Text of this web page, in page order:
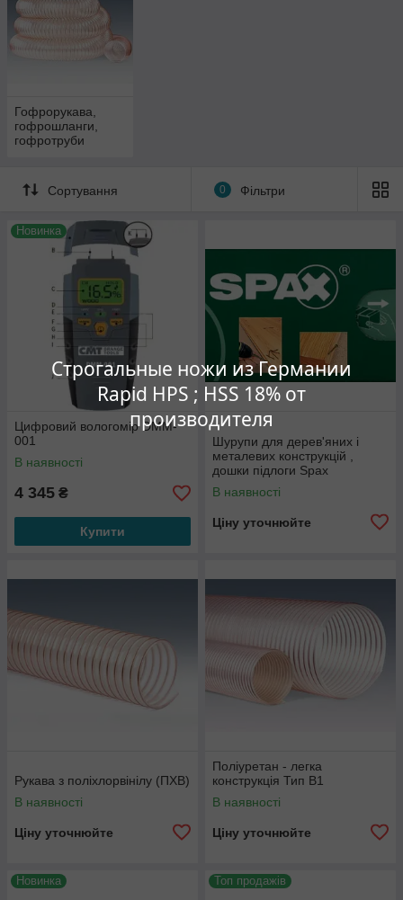
Строгальные ножи из Германии
Rapid HPS ; HSS 18% от
производителя
Гофрорукава,
гофрошланги,
гофротруби
Сортування 0 Фільтри
Новинка
Цифровий вологомір DMM-
001
В наявності
4 345 ₴
Купити
Шурупи для дерев'яних і
металевих конструкцій ,
дошки підлоги Spax
(Німеччина )
В наявності
Ціну уточнюйте
Рукава з поліхлорвінілу (ПХВ)
В наявності
Ціну уточнюйте
Поліуретан - легка
конструкція Тип В1
В наявності
Ціну уточнюйте
Новинка Топ продажів